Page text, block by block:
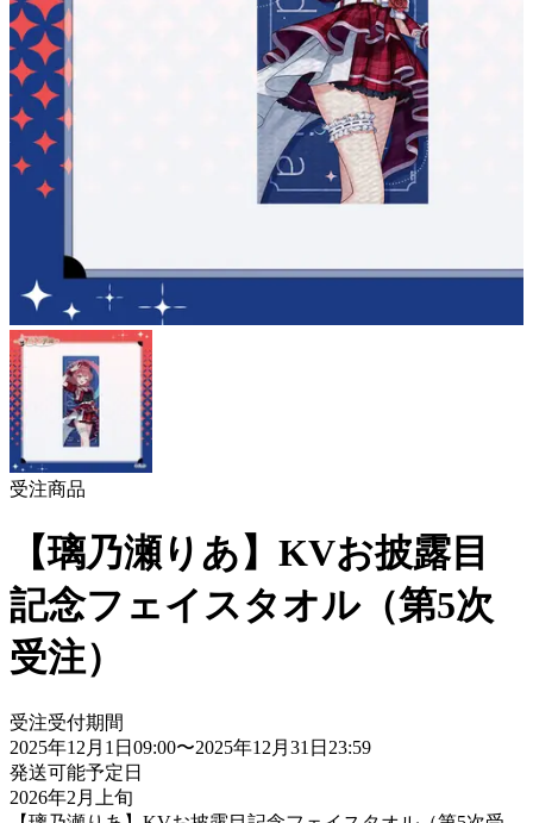
受注商品
【璃乃瀬りあ】KVお披露目
記念フェイスタオル（第5次
受注）
受注受付期間
2025年12月1日09:00〜2025年12月31日23:59
発送可能予定日
2026年2月上旬